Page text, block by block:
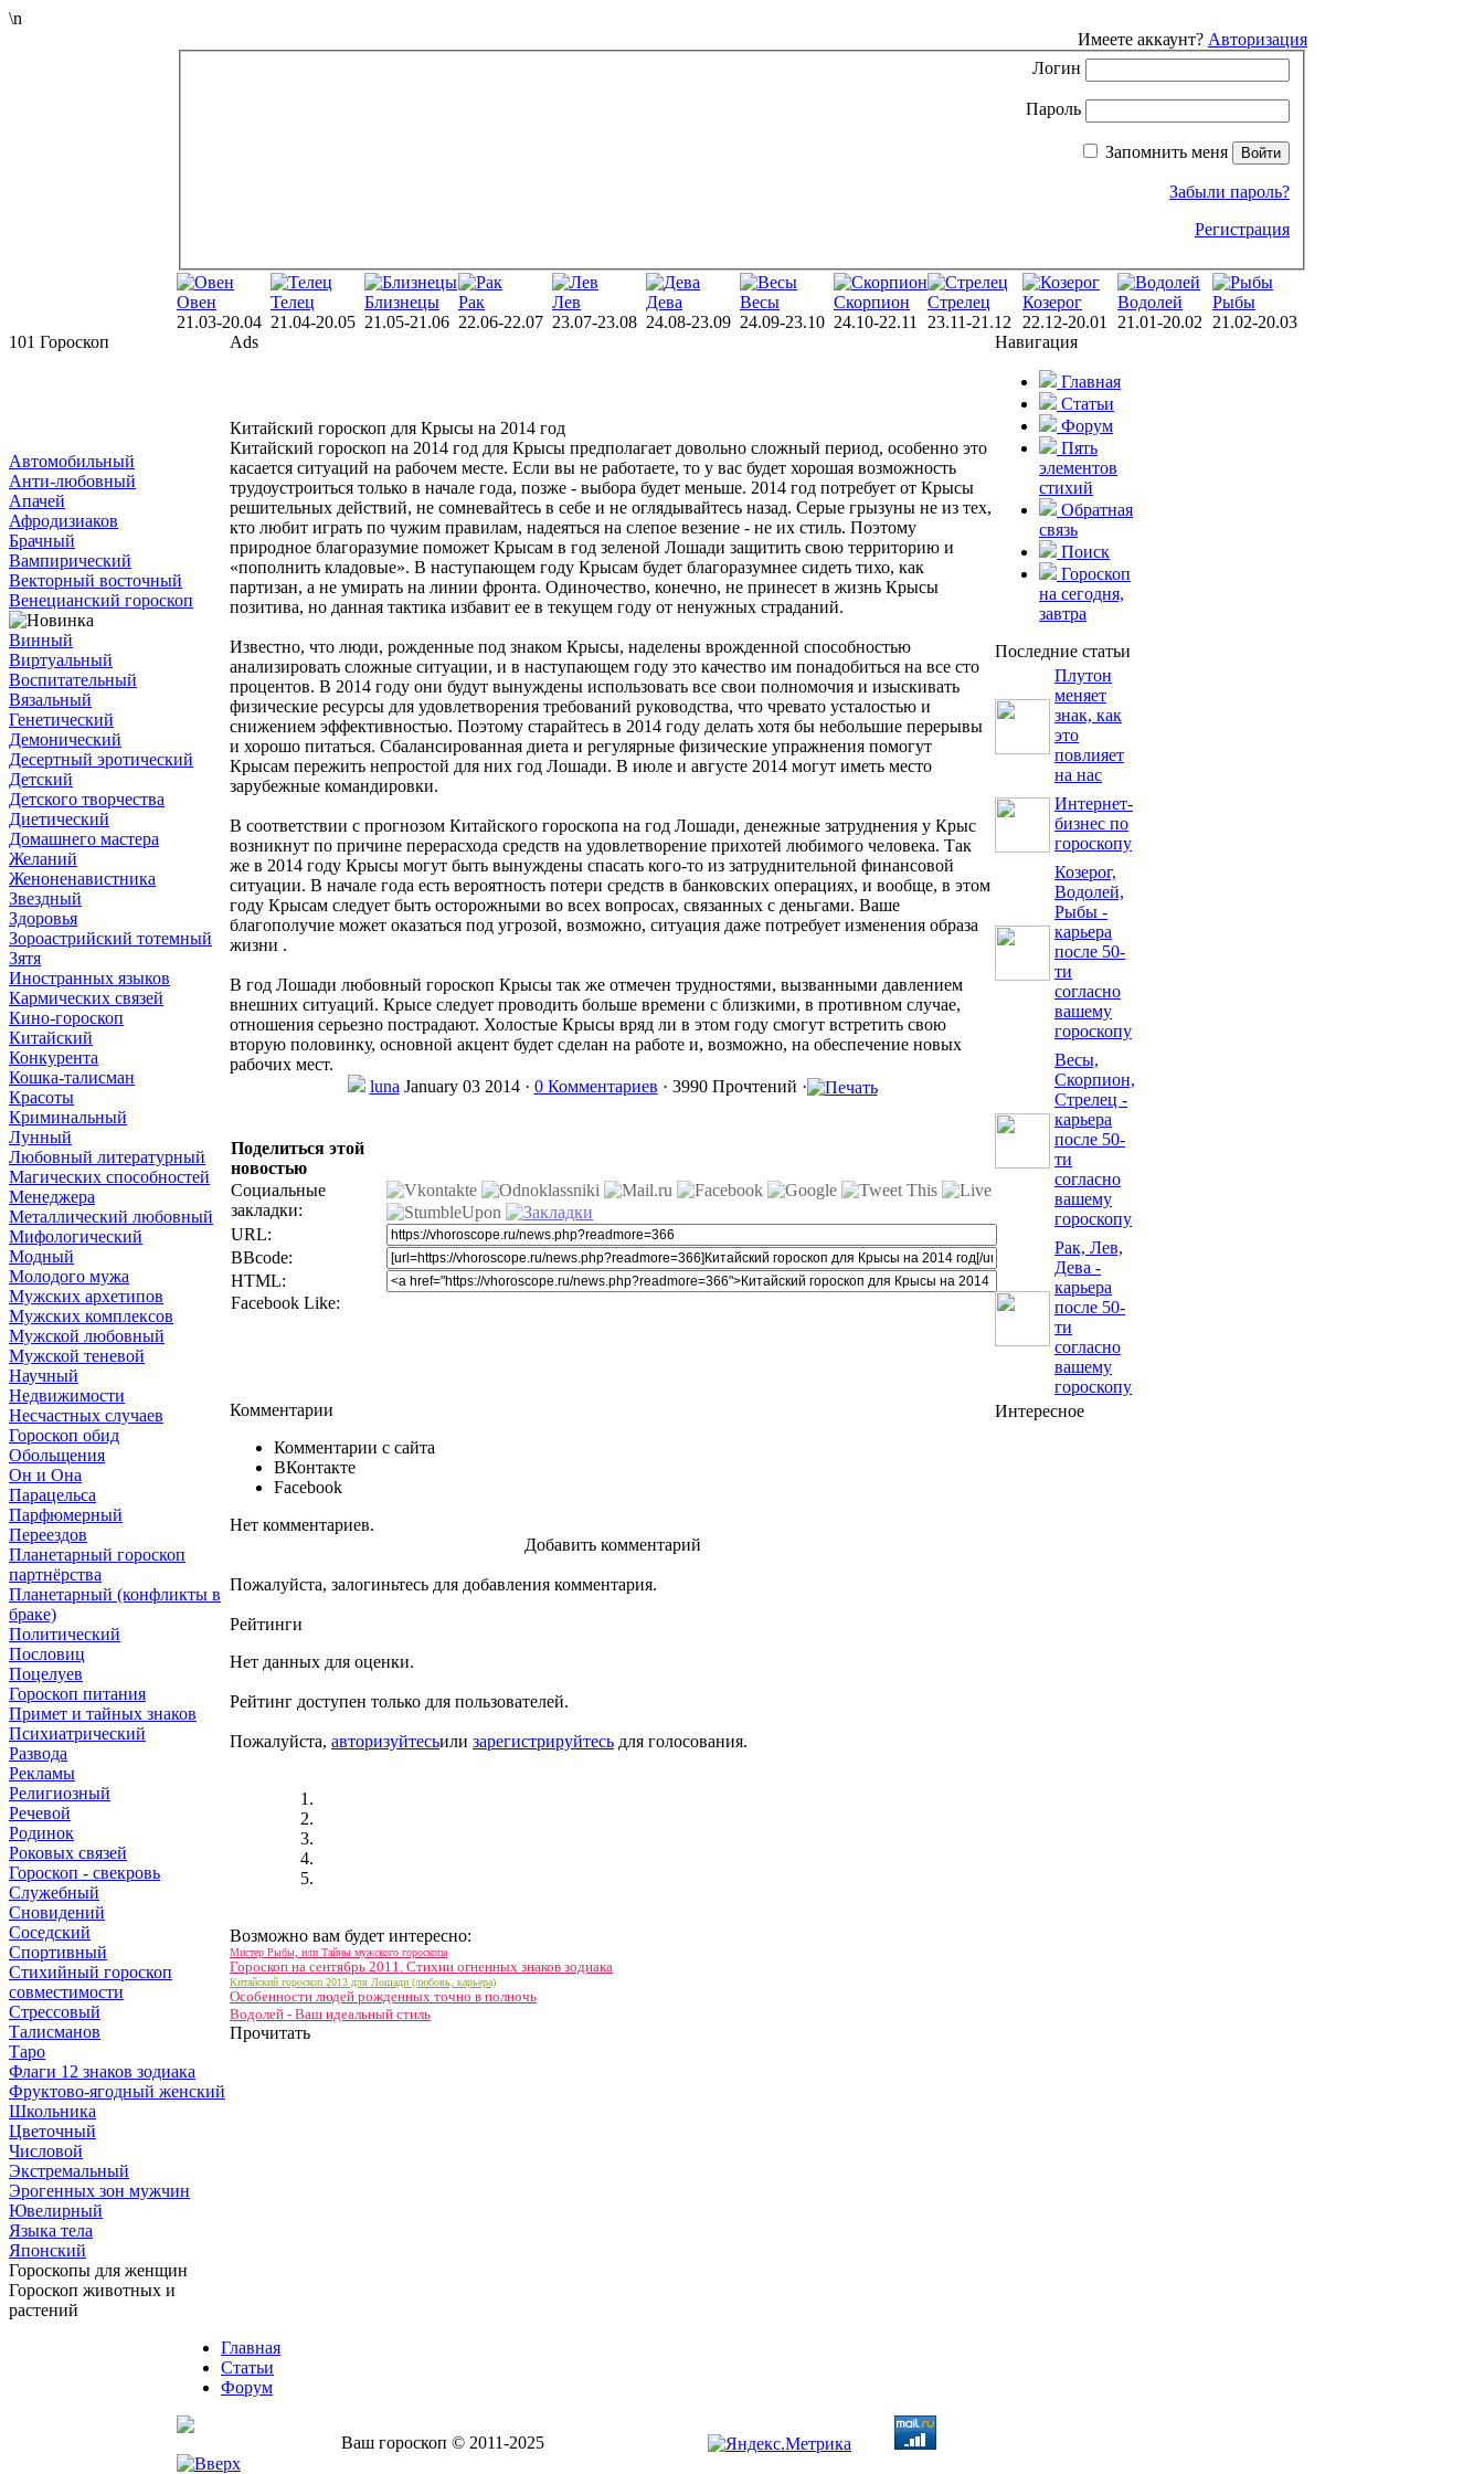
\n
Имеете аккаунт? Авторизация
Логин
Пароль
Запомнить меня
Забыли пароль?
Регистрация
Овен
21.03-20.04
Телец
21.04-20.05
Близнецы
21.05-21.06
Рак
22.06-22.07
Лев
23.07-23.08
Дева
24.08-23.09
Весы
24.09-23.10
Скорпион
24.10-22.11
Стрелец
23.11-21.12
Козерог
22.12-20.01
Водолей
21.01-20.02
Рыбы
21.02-20.03
101 Гороскоп
Автомобильный
Анти-любовный
Апачей
Афродизиаков
Брачный
Вампирический
Векторный восточный
Венецианский гороскоп
Винный
Виртуальный
Воспитательный
Вязальный
Генетический
Демонический
Десертный эротический
Детский
Детского творчества
Диетический
Домашнего мастера
Желаний
Женоненавистника
Звездный
Здоровья
Зороастрийский тотемный
Зятя
Иностранных языков
Кармических связей
Кино-гороскоп
Китайский
Конкурента
Кошка-талисман
Красоты
Криминальный
Лунный
Любовный литературный
Магических способностей
Менеджера
Металлический любовный
Мифологический
Модный
Молодого мужа
Мужских архетипов
Мужских комплексов
Мужской любовный
Мужской теневой
Научный
Недвижимости
Несчастных случаев
Гороскоп обид
Обольщения
Он и Она
Парацельса
Парфюмерный
Переездов
Планетарный гороскоп
партнёрства
Планетарный (конфликты в
браке)
Политический
Пословиц
Поцелуев
Гороскоп питания
Примет и тайных знаков
Психиатрический
Развода
Рекламы
Религиозный
Речевой
Родинок
Роковых связей
Гороскоп - свекровь
Служебный
Сновидений
Соседский
Спортивный
Стихийный гороскоп
совместимости
Стрессовый
Талисманов
Таро
Флаги 12 знаков зодиака
Фруктово-ягодный женский
Школьника
Цветочный
Числовой
Экстремальный
Эрогенных зон мужчин
Ювелирный
Языка тела
Японский
Гороскопы для женщин
Гороскоп животных и
растений
Ads
Китайский гороскоп для Крысы на 2014 год
Китайский гороскоп на 2014 год для Крысы предполагает довольно сложный период, особенно это
касается ситуаций на рабочем месте. Если вы не работаете, то у вас будет хорошая возможность
трудоустроиться только в начале года, позже - выбора будет меньше. 2014 год потребует от Крысы
решительных действий, не сомневайтесь в себе и не оглядывайтесь назад. Серые грызуны не из тех,
кто любит играть по чужим правилам, надеяться на слепое везение - не их стиль. Поэтому
природное благоразумие поможет Крысам в год зеленой Лошади защитить свою территорию и
«пополнить кладовые». В наступающем году Крысам будет благоразумнее сидеть тихо, как
партизан, а не умирать на линии фронта. Одиночество, конечно, не принесет в жизнь Крысы
позитива, но данная тактика избавит ее в текущем году от ненужных страданий.
Известно, что люди, рожденные под знаком Крысы, наделены врожденной способностью
анализировать сложные ситуации, и в наступающем году это качество им понадобиться на все сто
процентов. В 2014 году они будут вынуждены использовать все свои полномочия и изыскивать
физические ресурсы для удовлетворения требований руководства, что чревато усталостью и
снижением эффективностью. Поэтому старайтесь в 2014 году делать хотя бы небольшие перерывы
и хорошо питаться. Сбалансированная диета и регулярные физические упражнения помогут
Крысам пережить непростой для них год Лошади. В июле и августе 2014 могут иметь место
зарубежные командировки.
В соответствии с прогнозом Китайского гороскопа на год Лошади, денежные затруднения у Крыс
возникнут по причине перерасхода средств на удовлетворение прихотей любимого человека. Так
же в 2014 году Крысы могут быть вынуждены спасать кого-то из затруднительной финансовой
ситуации. В начале года есть вероятность потери средств в банковских операциях, и вообще, в этом
году Крысам следует быть осторожными во всех вопросах, связанных с деньгами. Ваше
благополучие может оказаться под угрозой, возможно, ситуация даже потребует изменения образа
жизни .
В год Лошади любовный гороскоп Крысы так же отмечен трудностями, вызванными давлением
внешних ситуаций. Крысе следует проводить больше времени с близкими, в противном случае,
отношения серьезно пострадают. Холостые Крысы вряд ли в этом году смогут встретить свою
вторую половинку, основной акцент будет сделан на работе и, возможно, на обеспечение новых
рабочих мест.
luna January 03 2014 · 0 Комментариев · 3990 Прочтений ·
Поделиться этой
новостью
Социальные
закладки:
URL:
BBcode:
HTML:
Facebook Like:
Комментарии
Комментарии с сайта
ВКонтакте
Facebook
Нет комментариев.
Добавить комментарий
Пожалуйста, залогиньтесь для добавления комментария.
Рейтинги
Нет данных для оценки.
Рейтинг доступен только для пользователей.
Пожалуйста, авторизуйтесьили зарегистрируйтесь для голосования.
Возможно вам будет интересно:
Мистер Рыбы, или Тайны мужского гороскопа
Гороскоп на сентябрь 2011. Стихии огненных знаков зодиака
Китайский гороскоп 2013 для Лошади (любовь, карьера)
Особенности людей рожденных точно в полночь
Водолей - Ваш идеальный стиль
Прочитать
Навигация
Главная
Статьи
Форум
Пять
элементов
стихий
Обратная
связь
Поиск
Гороскоп
на сегодня,
завтра
Последние статьи
Плутон
меняет
знак, как
это
повлияет
на нас
Интернет-
бизнес по
гороскопу
Козерог,
Водолей,
Рыбы -
карьера
после 50-
ти
согласно
вашему
гороскопу
Весы,
Скорпион,
Стрелец -
карьера
после 50-
ти
согласно
вашему
гороскопу
Рак, Лев,
Дева -
карьера
после 50-
ти
согласно
вашему
гороскопу
Интересное
Главная
Статьи
Форум
Ваш гороскоп © 2011-2025